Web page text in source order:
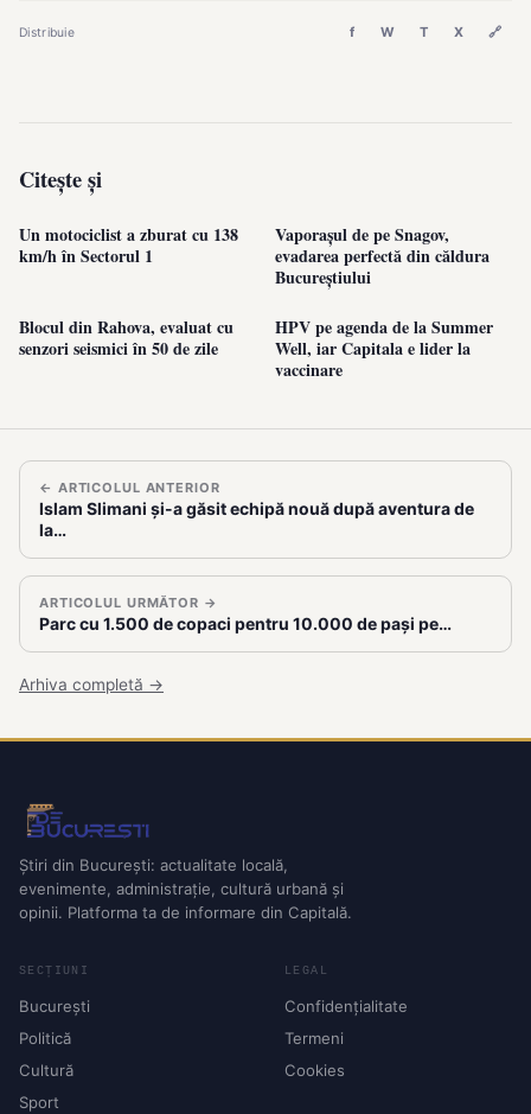
Distribuie f W T X 🔗
Citește și
Un motociclist a zburat cu 138
km/h în Sectorul 1
Vaporașul de pe Snagov,
evadarea perfectă din căldura
Bucureștiului
Blocul din Rahova, evaluat cu
senzori seismici în 50 de zile
HPV pe agenda de la Summer
Well, iar Capitala e lider la
vaccinare
← ARTICOLUL ANTERIOR
Islam Slimani și-a găsit echipă nouă după aventura de
la…
ARTICOLUL URMĂTOR →
Parc cu 1.500 de copaci pentru 10.000 de pași pe…
Arhiva completă →
Știri din București: actualitate locală,
evenimente, administrație, cultură urbană și
opinii. Platforma ta de informare din Capitală.
SECȚIUNI
București
Politică
Cultură
Sport
LEGAL
Confidențialitate
Termeni
Cookies